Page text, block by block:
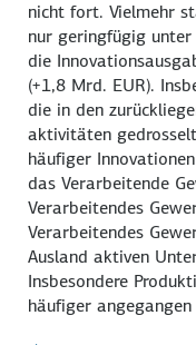
nicht fort. Vielmehr
nur geringfügig
die
(+1,8 Mrd. EUR).
die in den
aktivitäten
häufiger
das Verarbeitende
Verarbeitendes
Verarbeitendes
Ausland aktiven
Insbesondere
häufiger angegangen